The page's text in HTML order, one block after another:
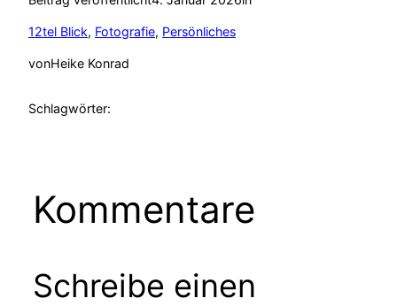
12tel Blick, Fotografie, Persönliches
vonHeike Konrad
Schlagwörter:
Kommentare
Schreibe einen